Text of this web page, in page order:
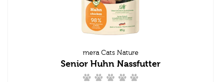
mera Cats Nature
Senior Huhn Nassfutter